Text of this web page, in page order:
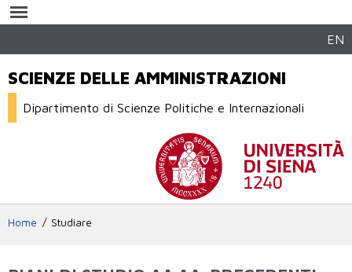
contenuto
EN
SCIENZE DELLE AMMINISTRAZIONI
Dipartimento di Scienze Politiche e Internazionali
Home Studiare